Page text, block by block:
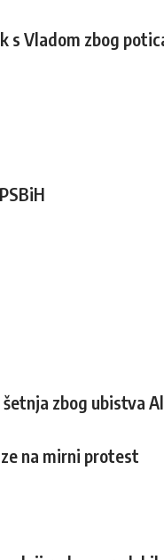
s Vladom zbog
zbog ubistva
na mirni protest